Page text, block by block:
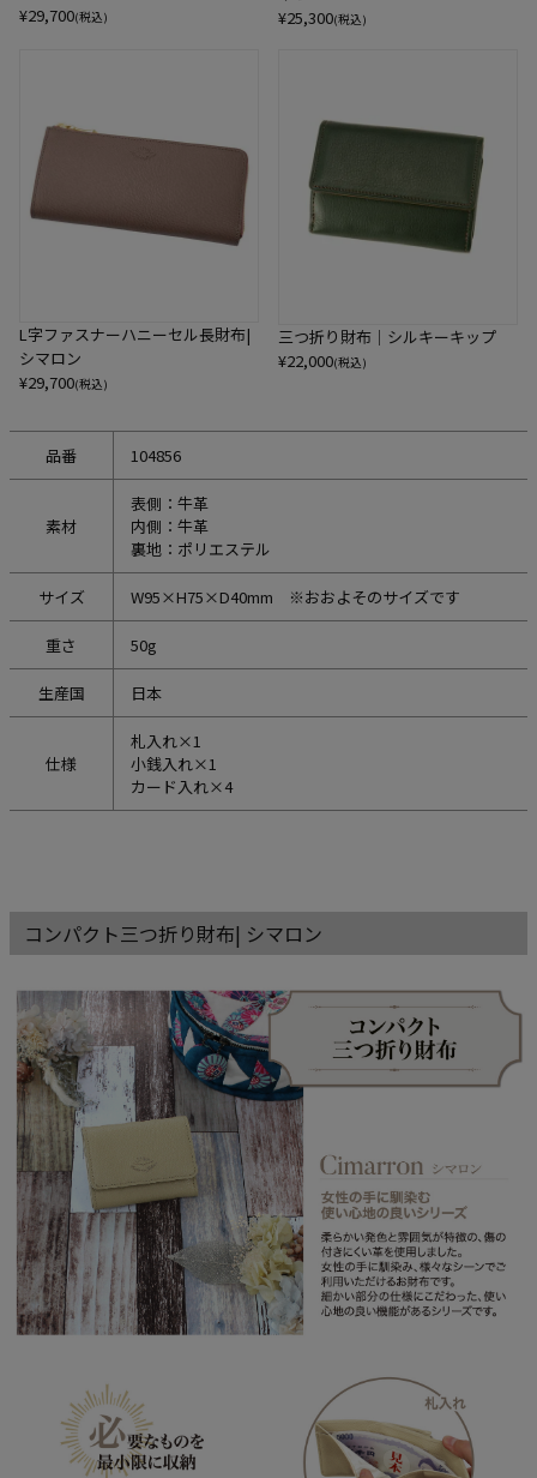
¥29,700(税込)
¥25,300(税込)
L字ファスナーハニーセル長財布|
シマロン
¥29,700(税込)
三つ折り財布｜シルキーキップ
¥22,000(税込)
品番 104856
素材
表側：牛革
内側：牛革
裏地：ポリエステル
サイズ W95×H75×D40mm ※おおよそのサイズです
重さ 50g
生産国 日本
仕様
札入れ×1
小銭入れ×1
カード入れ×4
コンパクト三つ折り財布| シマロン